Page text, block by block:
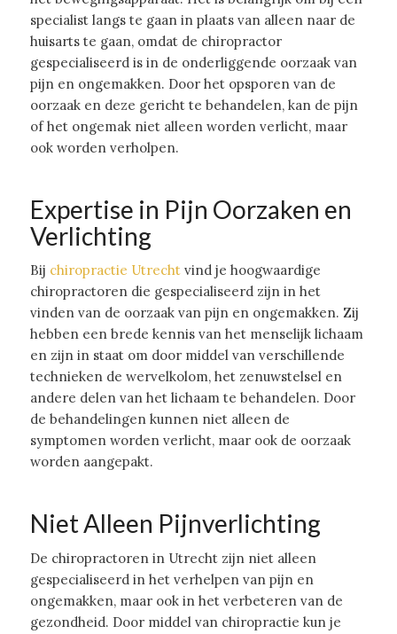
specialist langs te gaan in plaats van alleen naar de
huisarts te gaan, omdat de chiropractor
gespecialiseerd is in de onderliggende oorzaak van
pijn en ongemakken. Door het opsporen van de
oorzaak en deze gericht te behandelen, kan de pijn
of het ongemak niet alleen worden verlicht, maar
ook worden verholpen.
Expertise in Pijn Oorzaken en
Verlichting
Bij chiropractie Utrechtvind je hoogwaardige
chiropractoren die gespecialiseerd zijn in het
vinden van de oorzaak van pijn en ongemakken. Zij
hebben een brede kennis van het menselijk lichaam
en zijn in staat om door middel van verschillende
technieken de wervelkolom, het zenuwstelsel en
andere delen van het lichaam te behandelen. Door
de behandelingen kunnen niet alleen de
symptomen worden verlicht, maar ook de oorzaak
worden aangepakt.
Niet Alleen Pijnverlichting
De chiropractoren in Utrecht zijn niet alleen
gespecialiseerd in het verhelpen van pijn en
ongemakken, maar ook in het verbeteren van de
gezondheid. Door middel van chiropractie kun je